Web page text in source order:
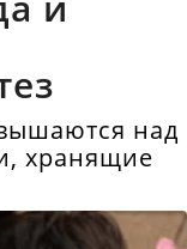
над
хранящие